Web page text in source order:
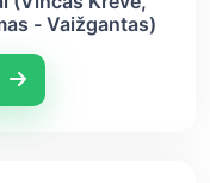
- Vaižgantas)